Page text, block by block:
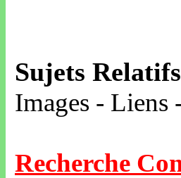
Sujets Relatifs
Images - Liens
Recherche